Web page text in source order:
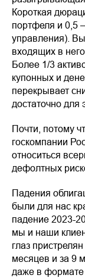
Короткая
портфеля и 0,5
управления).
входящих в
Более 1/3
купонных и
перекрывает
достаточно для
Почти, потому
госкомпании
относиться
дефолтных
Падения
были для нас
падение 2023-
мы и наши
глаз
месяцев и за 9
даже в формате